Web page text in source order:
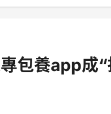
包養app成“